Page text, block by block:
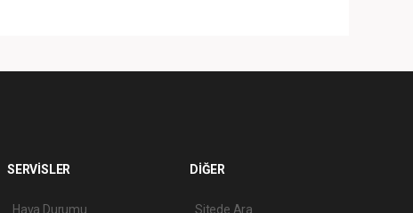
SERVİSLER
Hava Durumu
DİĞER
Sitede Ara